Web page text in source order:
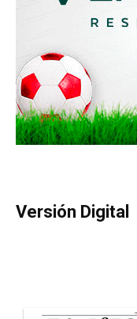
Versión Digital